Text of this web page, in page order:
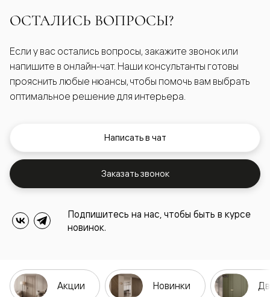
ОСТАЛИСЬ ВОПРОСЫ?
Если у вас остались вопросы, закажите звонок или
напишите в онлайн-чат. Наши консультанты готовы
прояснить любые нюансы, чтобы помочь вам выбрать
оптимальное решение для интерьера.
Написать в чат
Заказать звонок
Подпишитесь на нас, чтобы быть в курсе
новинок.
Акции Новинки